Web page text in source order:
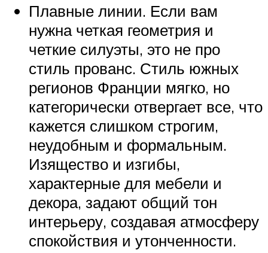
Плавные линии. Если вам
нужна четкая геометрия и
четкие силуэты, это не про
стиль прованс. Стиль южных
регионов Франции мягко, но
категорически отвергает все, что
кажется слишком строгим,
неудобным и формальным.
Изящество и изгибы,
характерные для мебели и
декора, задают общий тон
интерьеру, создавая атмосферу
спокойствия и утонченности.